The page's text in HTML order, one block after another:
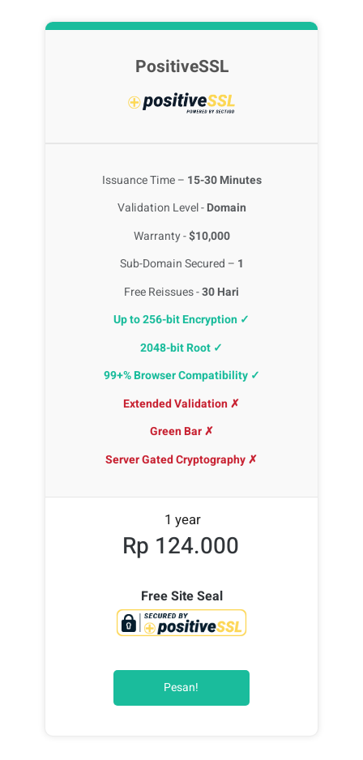
PositiveSSL
Issuance Time – 15-30 Minutes
Validation Level -Domain
Warranty -$10,000
Sub-Domain Secured – 1
Free Reissues -30 Hari
Up to 256-bit Encryption ✓
2048-bit Root ✓
99+% Browser Compatibility ✓
Extended Validation ✗
Green Bar ✗
Server Gated Cryptography ✗
1 year
Rp 124.000
Free Site Seal
Pesan!